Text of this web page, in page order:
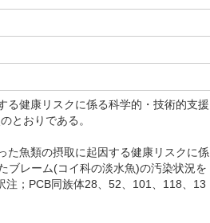
健康リスクに係る科学的・技術的支援
とおりである。
魚類の摂取に起因する健康リスクに係
ブレーム(コイ科の淡水魚)の汚染状況を
注；PCB同族体28、52、101、118、13